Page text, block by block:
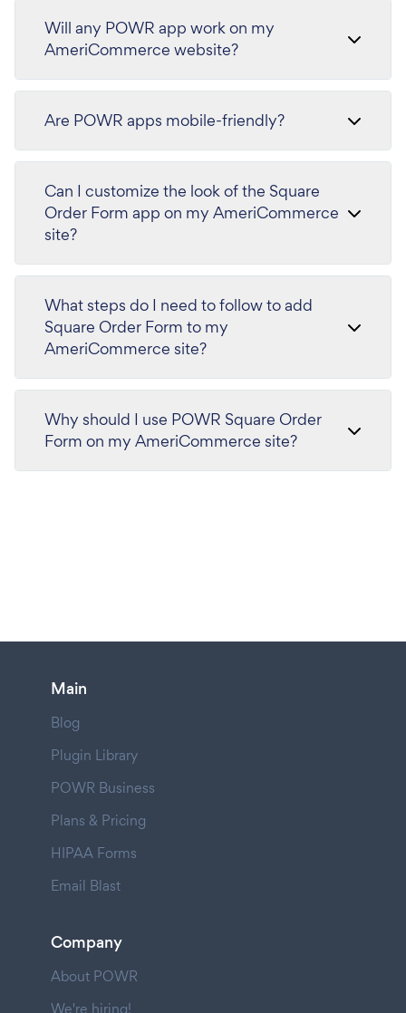
Will any POWR app work on my
AmeriCommerce website?
Are POWR apps mobile-friendly?
Can I customize the look of the Square
Order Form app on my AmeriCommerce
site?
What steps do I need to follow to add
Square Order Form to my
AmeriCommerce site?
Why should I use POWR Square Order
Form on my AmeriCommerce site?
Main
Blog
Plugin Library
POWR Business
Plans & Pricing
HIPAA Forms
Email Blast
Company
About POWR
We're hiring!